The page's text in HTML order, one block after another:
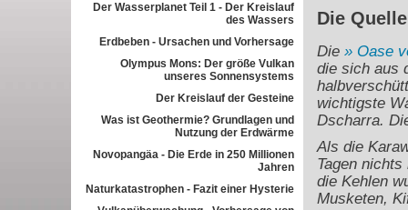
Der Wasserplanet Teil 1 - Der Kreislauf
des Wassers
Erdbeben - Ursachen und Vorhersage
Olympus Mons: Der größe Vulkan
unseres Sonnensystems
Der Kreislauf der Gesteine
Was ist Geothermie? Grundlagen und
Nutzung der Erdwärme
Novopangäa - Die Erde in 250 Millionen
Jahren
Naturkatastrophen - Fazit einer Hysterie
Die
Die
Oase
die sich aus
wichtigste
Dscharra.
Als die
Tagen
die Kehlen
Musketen,